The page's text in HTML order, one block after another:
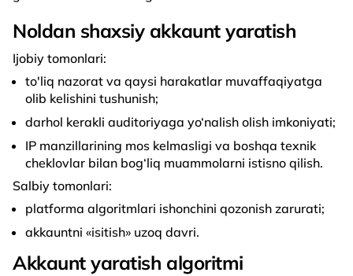
Noldan shaxsiy akkaunt yaratish
Ijobiy tomonlari:
to'liq nazorat va qaysi harakatlar muvaffaqiyatga
olib kelishini tushunish;
darhol kerakli auditoriyaga yo‘nalish olish imkoniyati;
IP manzillarining mos kelmasligi va boshqa texnik
cheklovlar bilan bog‘liq muammolarni istisno qilish.
Salbiy tomonlari:
platforma algoritmlari ishonchini qozonish zarurati;
akkauntni «isitish» uzoq davri.
Akkaunt yaratish algoritmi